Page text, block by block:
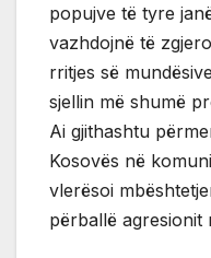
popujve të tyre
vazhdojnë të
rritjes së
sjellin më shumë
Ai gjithashtu
Kosovës në
vlerësoi
përballë agresionit